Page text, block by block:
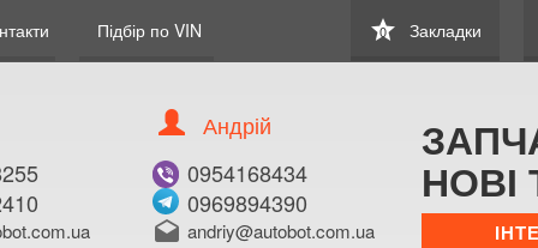
Підбір по VIN star
0 Закладки
Андрій
0954168434
0969894390
drafts andriy@autobot.com.ua
НОВІ
В ЗАКЛАДКИ КУПИТИ